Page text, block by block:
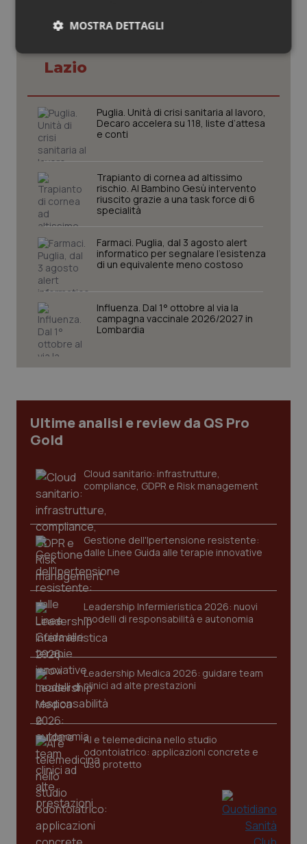
Lazio
Puglia. Unità di crisi sanitaria al lavoro,
Decaro accelera su 118, liste d’attesa
e conti
Trapianto di cornea ad altissimo
rischio. Al Bambino Gesù intervento
riuscito grazie a una task force di 6
specialità
Farmaci. Puglia, dal 3 agosto alert
informatico per segnalare l’esistenza
di un equivalente meno costoso
Influenza. Dal 1° ottobre al via la
campagna vaccinale 2026/2027 in
Lombardia
Ultime analisi e review da QS Pro
Gold
Cloud sanitario: infrastrutture,
compliance, GDPR e Risk management
Gestione dell'Ipertensione resistente:
dalle Linee Guida alle terapie innovative
Leadership Infermieristica 2026: nuovi
modelli di responsabilità e autonomia
Leadership Medica 2026: guidare team
clinici ad alte prestazioni
AI e telemedicina nello studio
odontoiatrico: applicazioni concrete e
uso protetto
MOSTRA DETTAGLI
Necessari Statistici Marketing
Necessari
I cookie necessari contribuiscono a rendere fruibile il
sito web abilitandone funzionalità di base quali la
navigazione sulle pagine e l'accesso alle aree
protette del sito. Il sito web non è in grado di
funzionare correttamente senza questi cookie.
Nome
Fornitore/Dominio
VISITOR_PRIVACY_METADATA
YouTube
.youtube.com
CookieScriptConsent
CookieScript
www.quotidianosanita.it
tracking-sites-ironfish-
tracking-enable
www.quotidianosanita.it
tracking-sites-ironfish-
session-id
_ga
Google LLC
.quotidianosanita.it